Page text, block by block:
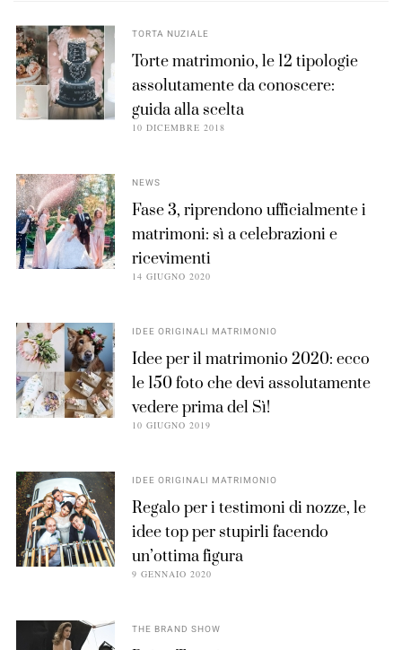
TORTA NUZIALE
Torte matrimonio, le 12 tipologie
assolutamente da conoscere:
guida alla scelta
10 DICEMBRE 2018
NEWS
Fase 3, riprendono ufficialmente i
matrimoni: sì a celebrazioni e
ricevimenti
14 GIUGNO 2020
IDEE ORIGINALI MATRIMONIO
Idee per il matrimonio 2020: ecco
le 150 foto che devi assolutamente
vedere prima del Sì!
10 GIUGNO 2019
IDEE ORIGINALI MATRIMONIO
Regalo per i testimoni di nozze, le
idee top per stupirli facendo
un’ottima figura
9 GENNAIO 2020
THE BRAND SHOW